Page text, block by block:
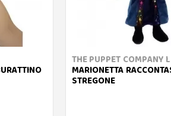
THE PUPPET COMPANY
MARIONETTA
STREGONE